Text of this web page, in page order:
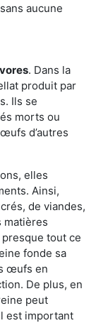
aucune
. Dans la
produit par
Ils se
morts ou
d’autres
elles
Ainsi,
de viandes,
matières
tout ce
fonde sa
œufs en
De plus, en
peut
est important